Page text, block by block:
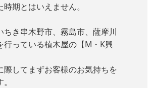
期とはいえません。
ちき串木野市、霧島市、薩摩川
行っている植木屋の【M・K興
際してまずお客様のお気持ちを